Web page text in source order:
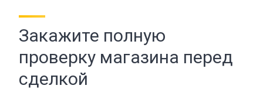
Закажите полную
проверку магазина перед
сделкой